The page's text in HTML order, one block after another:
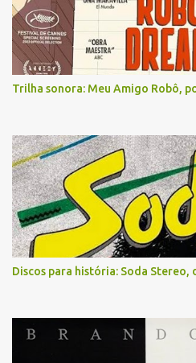
Trilha sonora: Meu Amigo Robô,
Discos para história: Soda Stereo,